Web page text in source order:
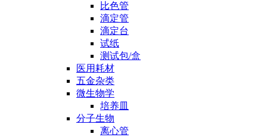
比色管
滴定管
滴定台
试纸
测试包/盒
医用耗材
五金杂类
微生物学
培养皿
分子生物
离心管